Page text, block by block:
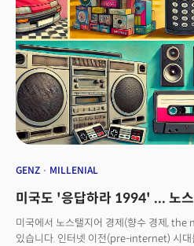
GENZ MILLENIAL
미국도 '응답하라 1994' ... 노
미국에서 노스탤지어 경제(향수 경제,
있습니다. 인터넷 이전(pre-internet) 시대